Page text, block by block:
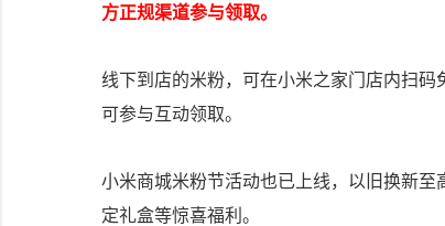
方正规渠道参与领取。
线下到店的米粉，可在小米之家门店内扫
可参与互动领取。
小米商城米粉节活动也已上线，以旧换新
定礼盒等惊喜福利。